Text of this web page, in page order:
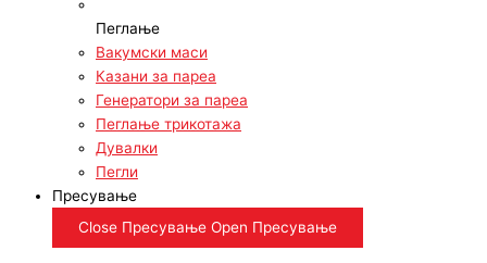
Пеглање
Вакумски маси
Казани за пареа
Генератори за пареа
Пеглање трикотажа
Дувалки
Пегли
Пресување
Close Пресување Open Пресување